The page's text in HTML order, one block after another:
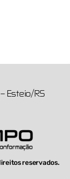
Esteio/RS
reservados.